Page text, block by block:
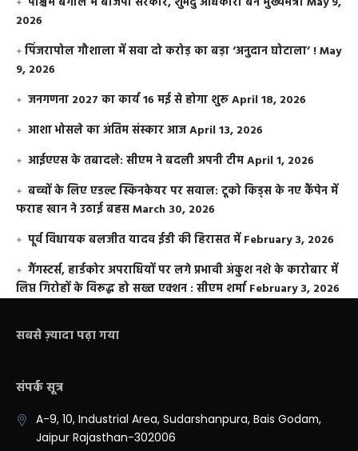
2026
​पिंजरापोल गौशाला में सवा दो करोड़ का बड़ा ‘अनुदान घोटाला’ !May
9, 2026
जनगणना 2027 का कार्य 16 मई से होगा शुरूApril 18, 2026
आशा भोसले का अंतिम संस्कार आजApril 13, 2026
आईएएस के तबादले: सीएम ने बदली अपनी टीमApril 1, 2026
बच्चों के लिए एडल्ट स्किनकेयर पर सवाल: टूको किड्स के नए कैंपेन में
फराह खान ने उठाई बहसMarch 30, 2026
पूर्व विधायक बलजीत यादव ईडी की हिरासत में February 3, 2026
गैंगस्टर्स, हार्डकोर अपराधियों पर लगे प्रभावी अंकुश नशे के कारोबार में
लिप्त गिरोहों के विरूद्ध हो सख्त एक्शन : सीएम शर्मा February 3, 2026
सबसे ज़्यादा पढ़ा गया
संपर्क सूत्र
A-9, 10, Industrial Area, Sudarshanpura, Bais Godam,
Jaipur Rajasthan-302006